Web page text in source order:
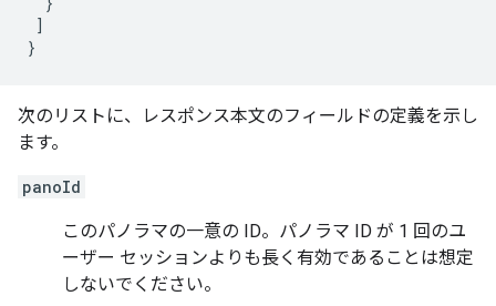
]
}
次のリストに、レスポンス本文のフィールドの定義を示し
ます。
panoId
このパノラマの一意の ID。パノラマ ID が 1 回のユ
ーザー セッションよりも長く有効であることは想定
しないでください。